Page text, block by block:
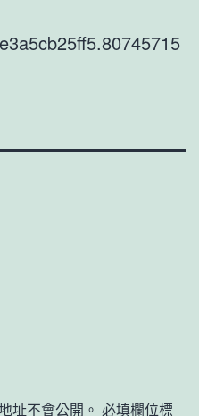
址不會公開。 必填欄位標